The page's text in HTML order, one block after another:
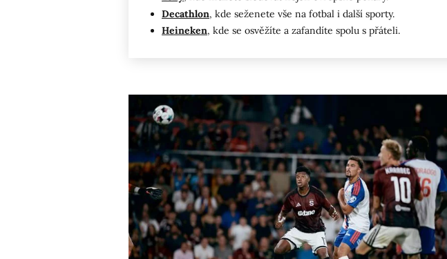
Decathlon, kde seženete vše na fotbal i další sporty.
Heineken, kde se osvěžíte a zafandíte spolu s přáteli.